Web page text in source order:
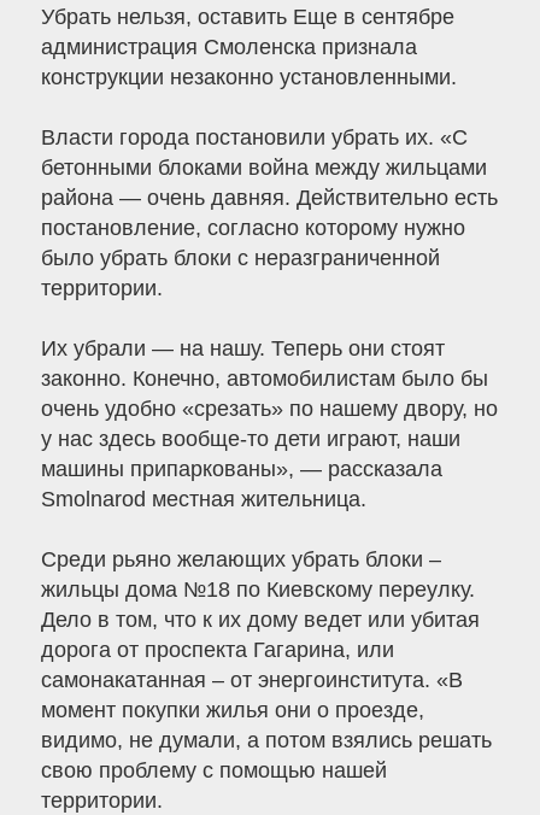
Убрать нельзя, оставить Еще в сентябре
администрация Смоленска признала
конструкции незаконно установленными.
Власти города постановили убрать их. «С
бетонными блоками война между жильцами
района — очень давняя. Действительно есть
постановление, согласно которому нужно
было убрать блоки с неразграниченной
территории.
Их убрали — на нашу. Теперь они стоят
законно. Конечно, автомобилистам было бы
очень удобно «срезать» по нашему двору, но
у нас здесь вообще-то дети играют, наши
машины припаркованы», — рассказала
Smolnarod местная жительница.
Среди рьяно желающих убрать блоки –
жильцы дома №18 по Киевскому переулку.
Дело в том, что к их дому ведет или убитая
дорога от проспекта Гагарина, или
самонакатанная – от энергоинститута. «В
момент покупки жилья они о проезде,
видимо, не думали, а потом взялись решать
свою проблему с помощью нашей
территории.